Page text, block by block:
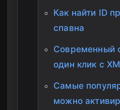
Как найти ID
спавна
Современный
один клик с
Самые
можно